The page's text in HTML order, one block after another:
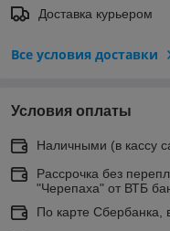
Доставка курьером
Все условия доставки
Условия оплаты
Наличными (в кассу
Рассрочка без
"Черепаха" от ВТБ
По карте Сбербанка,